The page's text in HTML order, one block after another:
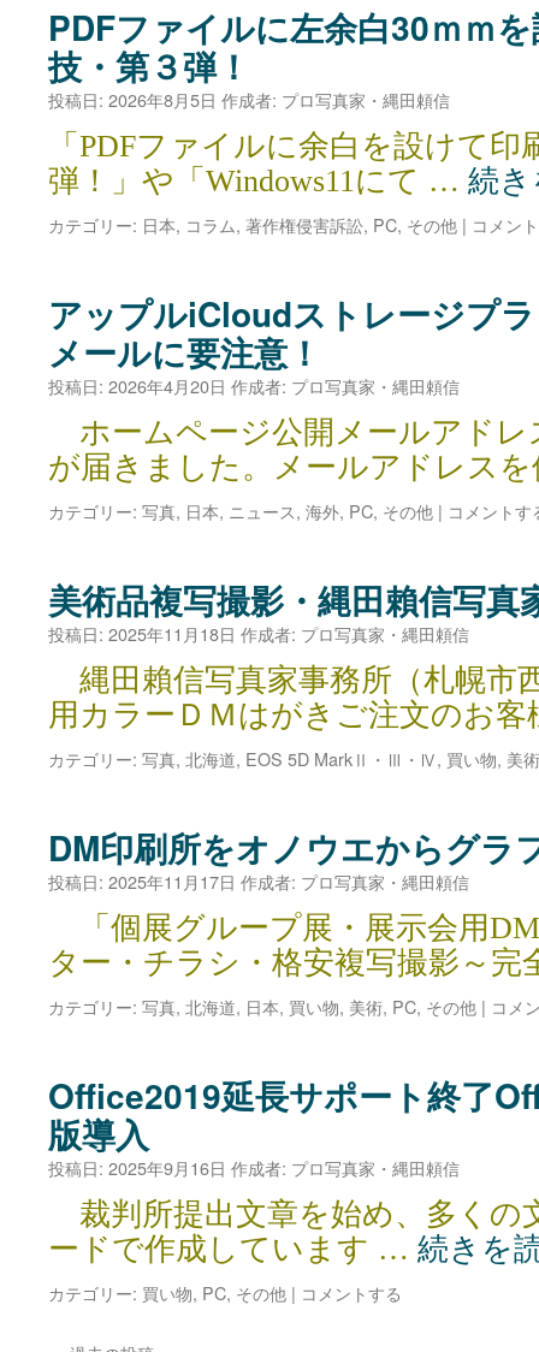
PDFファイルに左余白30ｍｍ
技・第３弾！
投稿日: 2026年8月5日 作成者: プロ写真家・縄田頼信
「PDFファイルに余白を設けて
弾！」や「Windows11にて … 続
カテゴリー: 日本, コラム, 著作権侵害訴訟, PC, その他 | コメン
アップルiCloudストレージプ
メールに要注意！
投稿日: 2026年4月20日 作成者: プロ写真家・縄田頼信
ホームページ公開メールアドレ
が届きました。メールアドレス
カテゴリー: 写真, 日本, ニュース, 海外, PC, その他 | コメントす
美術品複写撮影・縄田賴信写真
投稿日: 2025年11月18日 作成者: プロ写真家・縄田頼信
縄田賴信写真家事務所（札幌市
用カラーＤＭはがきご注文のお
カテゴリー: 写真, 北海道, EOS 5D MarkⅡ・Ⅲ・Ⅳ, 買い物, 美術
DM印刷所をオノウエからグラ
投稿日: 2025年11月17日 作成者: プロ写真家・縄田頼信
「個展グループ展・展示会用
ター・チラシ・格安複写撮影～
カテゴリー: 写真, 北海道, 日本, 買い物, 美術, PC, その他 | コメ
Office2019延長サポート終了
版導入
投稿日: 2025年9月16日 作成者: プロ写真家・縄田頼信
裁判所提出文章を始め、多くの
ードで作成しています … 続きを
カテゴリー: 買い物, PC, その他 | コメントする